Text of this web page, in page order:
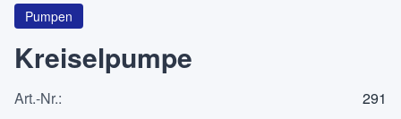
Behälter
Anfrageliste
Pumpen
Kreiselpumpe
Art.-Nr.:
291